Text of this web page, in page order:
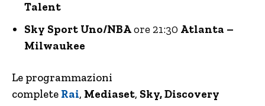
Talent
Sky Sport Uno/NBAore 21:30 Atlanta –
Milwaukee
Le programmazioni
complete Rai, Mediaset, Sky, Discovery